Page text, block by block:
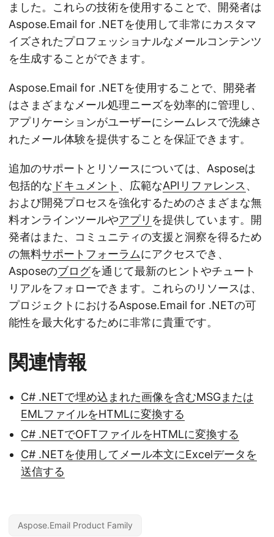
ました。これらの技術を使用することで、開発者は
Aspose.Email for .NETを使用して非常にカスタマ
イズされたプロフェッショナルなメールコンテンツ
を生成することができます。
Aspose.Email for .NETを使用することで、開発者
はさまざまなメール処理ニーズを効率的に管理し、
アプリケーションがユーザーにシームレスで洗練さ
れたメール体験を提供することを保証できます。
追加のサポートとリソースについては、Asposeは
包括的な ドキュメント 、広範なAPIリファレンス、
および開発プロセスを強化するためのさまざまな無
料オンラインツールやアプリ を提供しています。開
発者はまた、コミュニティの支援と洞察を得るため
の無料サポートフォーラムにアクセスでき、
Asposeのブログを通じて最新のヒントやチュート
リアルをフォローできます。これらのリソースは、
プロジェクトにおけるAspose.Email for .NETの可
能性を最大化するために非常に貴重です。
関連情報
C# .NETで埋め込まれた画像を含むMSGまたは
EMLファイルをHTMLに変換する
C# .NETでOFTファイルをHTMLに変換する
C# .NETを使用してメール本文にExcelデータを
送信する
Aspose.Email Product Family